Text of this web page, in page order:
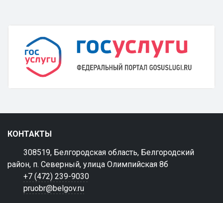
КОНТАКТЫ
308519, Белгородская область, Белгородский
район, п. Северный, улица Олимпийская 8б
+7 (472) 239-9030
pruobr@belgov.ru